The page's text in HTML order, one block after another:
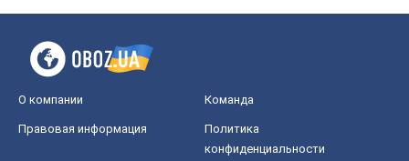
О компании Команда
Правовая информация
Политика
конфиденциальности